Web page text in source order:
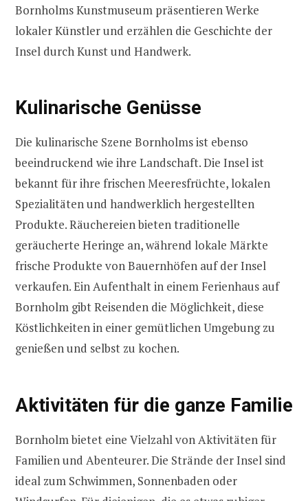
Bornholms Kunstmuseum präsentieren Werke
lokaler Künstler und erzählen die Geschichte der
Insel durch Kunst und Handwerk.
Kulinarische Genüsse
Die kulinarische Szene Bornholms ist ebenso
beeindruckend wie ihre Landschaft. Die Insel ist
bekannt für ihre frischen Meeresfrüchte, lokalen
Spezialitäten und handwerklich hergestellten
Produkte. Räuchereien bieten traditionelle
geräucherte Heringe an, während lokale Märkte
frische Produkte von Bauernhöfen auf der Insel
verkaufen. Ein Aufenthalt in einem Ferienhaus auf
Bornholm gibt Reisenden die Möglichkeit, diese
Köstlichkeiten in einer gemütlichen Umgebung zu
genießen und selbst zu kochen.
Aktivitäten für die ganze Familie
Bornholm bietet eine Vielzahl von Aktivitäten für
Familien und Abenteurer. Die Strände der Insel sind
ideal zum Schwimmen, Sonnenbaden oder